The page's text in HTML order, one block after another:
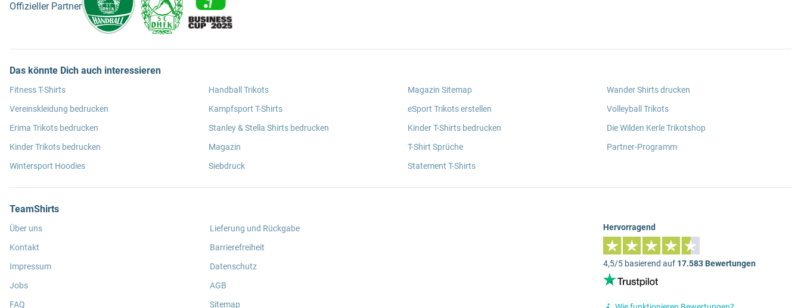
Offizieller Partner
Das könnte Dich auch interessieren
Fitness T-Shirts
Vereinskleidung bedrucken
Erima Trikots bedrucken
Kinder Trikots bedrucken
Wintersport Hoodies
Handball Trikots
Kampfsport T-Shirts
Stanley & Stella Shirts bedrucken
Magazin
Siebdruck
Magazin Sitemap
eSport Trikots erstellen
Kinder T-Shirts bedrucken
T-Shirt Sprüche
Statement T-Shirts
Wander Shirts drucken
Volleyball Trikots
Die Wilden Kerle Trikotshop
Partner-Programm
TeamShirts
Über uns
Kontakt
Impressum
Jobs
FAQ
Lieferung und Rückgabe
Barrierefreiheit
Datenschutz
AGB
Sitemap
Hervorragend
4,5/5 basierend auf 17.583 Bewertungen